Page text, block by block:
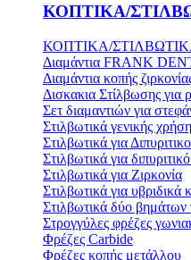
ΚΟΠΤΙΚΑ/
ΚΟΠΤΙΚΑ/
Διαμάντια FRANK
Διαμάντια κοπής
Δισκακια Στίλβωσης για
Σετ διαμαντιών για
Στιλβωτικά γενικής
Στιλβωτικά για
Στιλβωτικά για
Στιλβωτικά για Ζιρκονία
Στιλβωτικά για υβριδικά
Στιλβωτικά δύο βημάτων
Στρογγύλες φρέζες
Φρέζες Carbide
Φρέζες κοπής μετάλλου